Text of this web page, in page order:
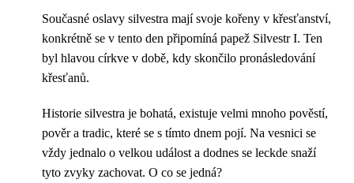
Současné oslavy silvestra mají svoje kořeny v křesťanství,
konkrétně se v tento den připomíná papež Silvestr I. Ten
byl hlavou církve v době, kdy skončilo pronásledování
křesťanů.
Historie silvestra je bohatá, existuje velmi mnoho pověstí,
pověr a tradic, které se s tímto dnem pojí. Na vesnici se
vždy jednalo o velkou událost a dodnes se leckde snaží
tyto zvyky zachovat. O co se jedná?